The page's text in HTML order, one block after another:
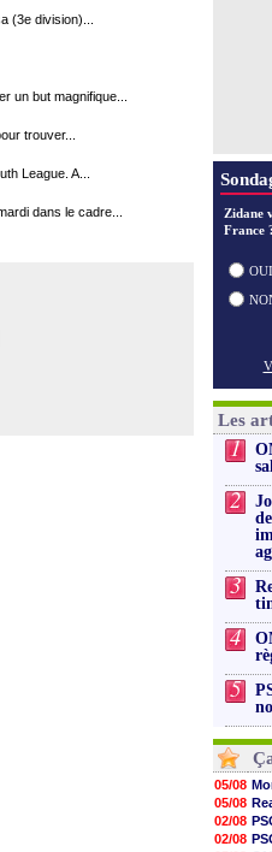
(3e division)...
un but magnifique...
trouver...
League. A...
dans le cadre...
Zidane
France
OUI
Les
1
2
3
4
5
05/08
05/08
02/08
02/08